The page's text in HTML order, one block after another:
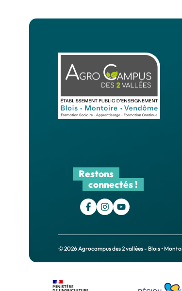
Restons
connectés !
© 2026 Agrocampus des 2 vallées - Blois •